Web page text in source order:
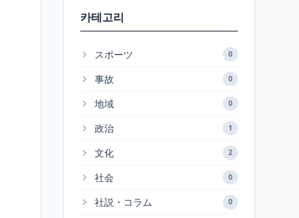
카테고리
スポーツ 0
事故 0
地域 0
政治 1
文化 2
社会 0
社説・コラム 0